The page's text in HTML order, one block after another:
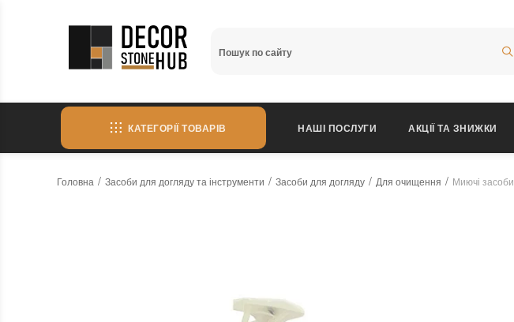
КАТЕГОРІЇ ТОВАРІВ НАШІ ПОСЛУГИ АКЦІЇ ТА ЗНИЖКИ
Головна Засоби для догляду та інструменти Засоби для догляду Для очищення Миючі засоби